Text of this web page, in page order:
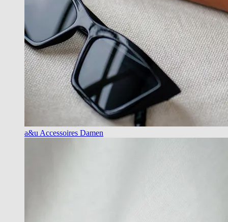
a&u Accessoires Damen